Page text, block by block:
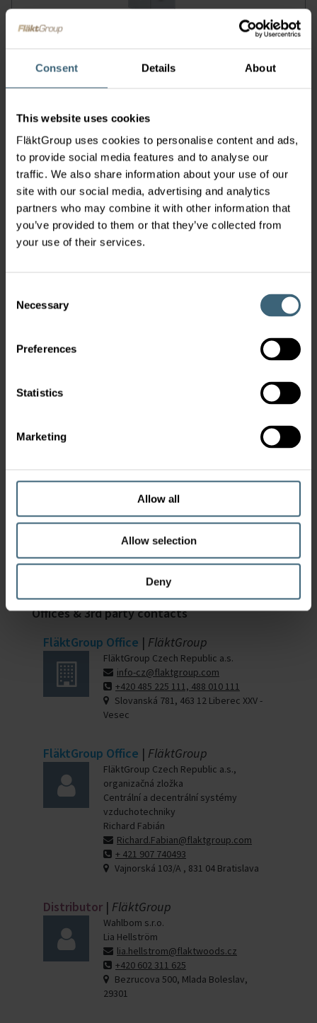
Consent Details About
This website uses cookies
FläktGroup uses cookies to personalise content and ads,
to provide social media features and to analyse our
traffic. We also share information about your use of our
site with our social media, advertising and analytics
partners who may combine it with other information that
you’ve provided to them or that they’ve collected from
your use of their services.
Selection
Necessary
Preferences
Statistics
Marketing
Allow all
Allow selection
Deny
GLWH 2012–4120 CD2.R (38 - 400 kW) (reversible)
Jednotky s laminárním prouděním vzduchu Fresh
Kazetová jednotka HyCassette-Geko
Kontakty
CZECH REPUBLIC
Offices & 3rd party contacts
FläktGroup Office | FläktGroup
FläktGroup Czech Republic a.s.
info-cz@flaktgroup.com
+420 485 225 111, 488 010 111
Slovanská 781, 463 12 Liberec XXV -
Vesec
FläktGroup Office | FläktGroup
FläktGroup Czech Republic a.s.,
organizačná zložka
Centrální a decentrální systémy
vzduchotechniky
Richard Fabián
Richard.Fabian@flaktgroup.com
+ 421 907 740493
Vajnorská 103/A , 831 04 Bratislava
Distributor | FläktGroup
Wahlbom s.r.o.
Lia Hellström
lia.hellstrom@flaktwoods.cz
+420 602 311 625
Bezrucova 500, Mlada Boleslav,
29301